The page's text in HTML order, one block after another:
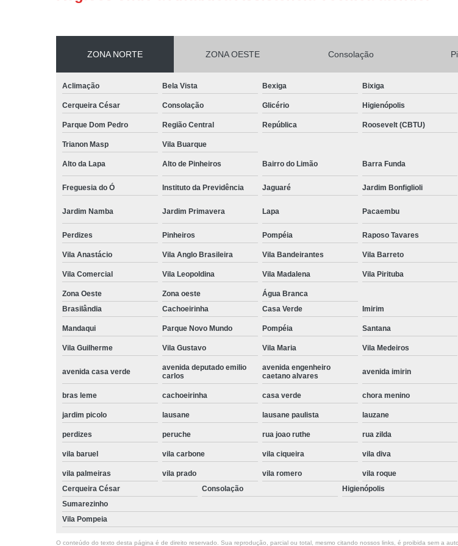
Conserto
Conserto de Adega
Conserto de Geladeira
Conserto
Conserto para
Instalação de Fogão de
Instalação Eletrica
Instalação
Instalação para
Instalar
Samsung
Instalação de
Instalação Lava e
Instalação
Lava e Seca
Manutenção de Fogão
ZONA NORTE ZONA OESTE Consolação
Aclimação Bela Vista Bexiga Bixiga
Cerqueira César Consolação Glicério Higienópolis
Parque Dom Pedro Região Central República Roosevelt (CBTU)
Trianon Masp Vila Buarque
Alto da Lapa Alto de Pinheiros Bairro do Limão Barra Funda
Freguesia do Ó Instituto da Previdência Jaguaré Jardim Bonfiglioli
Jardim Namba Jardim Primavera Lapa Pacaembu
Perdizes Pinheiros Pompéia Raposo Tavares
Vila Anastácio Vila Anglo Brasileira Vila Bandeirantes Vila Barreto
Vila Comercial Vila Leopoldina Vila Madalena Vila Pirituba
Zona Oeste Zona oeste
Água Branca
Brasilândia
Cachoeirinha Casa Verde Imirim
Mandaqui Parque Novo Mundo Pompéia Santana
Vila Guilherme Vila Gustavo Vila Maria Vila Medeiros
avenida casa verde
avenida deputado emilio
carlos
avenida engenheiro
caetano alvares
avenida imirin
bras leme cachoeirinha casa verde chora menino
jardim picolo lausane lausane paulista lauzane
perdizes peruche rua joao ruthe rua zilda
vila baruel vila carbone vila ciqueira vila diva
vila palmeiras vila prado vila romero vila roque
Cerqueira César
Consolação Higienópolis
Sumarezinho
Vila Pompeia
O conteúdo do texto desta página é de direito reservado. Sua reprodução, parcial ou total, mesmo citando nossos links, é proibida sem a